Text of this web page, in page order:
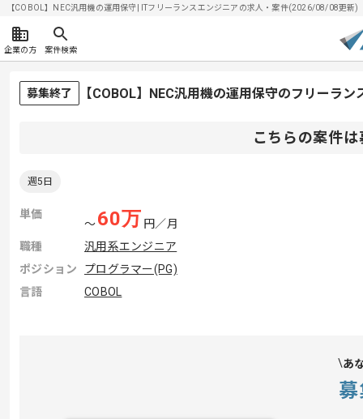
【COBOL】NEC汎用機の運用保守| ITフリーランスエンジニアの求人・案件(2026/08/08更新)
企業の方 案件検索
募集終了 【COBOL】NEC汎用機の運用保守のフリーラン
こちらの案件
週5日
単価
〜60万 円／月
職種
汎用系エンジニア
ポジション
プログラマー(PG)
言語
COBOL
あ